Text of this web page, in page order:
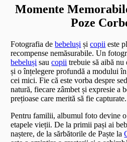
Momente
Poze
Fotografia debebeluși șicopii este
recompense nemăsurabile. Un
bebeluși saucopii trebuie să aibă nu
și o înțelegere profundă a modului
cei mici. Fie că este vorba despre
natură, fiecare zâmbet și expresie a
prețioase care merită să fie capturate.
Pentru familii, albumul foto devine
etapele vieții. De la primii pași ai
naștere, de la sărbătorile de Paște la